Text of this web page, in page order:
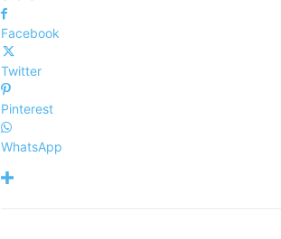
Facebook
Twitter
Pinterest
WhatsApp